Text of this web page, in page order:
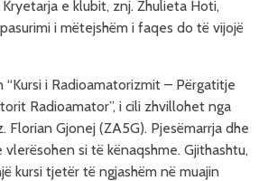
e klubit, znj. Zhulieta Hoti,
i mëtejshëm i faqes do të vijojë
“Kursi i Radioamatorizmit – Përgatitje
Radioamator”, i cili zhvillohet nga
Florian Gjonej (ZA5G). Pjesëmarrja dhe
vlerësohen si të kënaqshme. Gjithashtu,
kursi tjetër të ngjashëm në muajin